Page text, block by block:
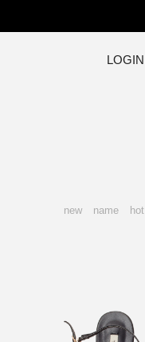
LOGIN
new name hot